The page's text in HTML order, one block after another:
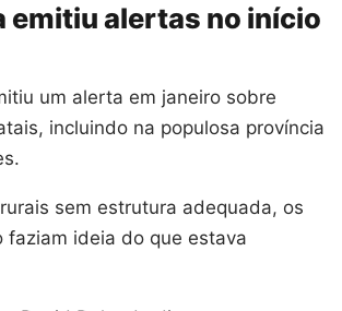
emitiu alertas no início
um alerta em janeiro sobre
incluindo na populosa província
sem estrutura adequada, os
faziam ideia do que estava